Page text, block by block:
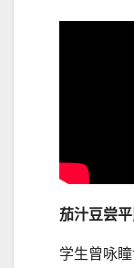
茄汁豆尝
学生曾咏